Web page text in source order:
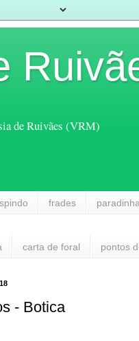
de Ruivães (VRM)
frades
carta de foral pontos
- Botica